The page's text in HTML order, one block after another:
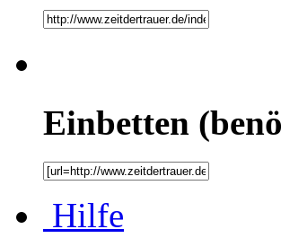
Einbetten
Hilfe